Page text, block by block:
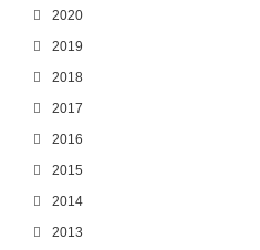
2020
2019
2018
2017
2016
2015
2014
2013